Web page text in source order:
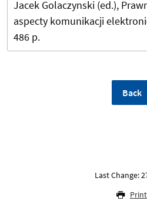
Jacek Golaczynski (ed.),
aspecty komunikacji
486 p.
Back
Last Change:
Print